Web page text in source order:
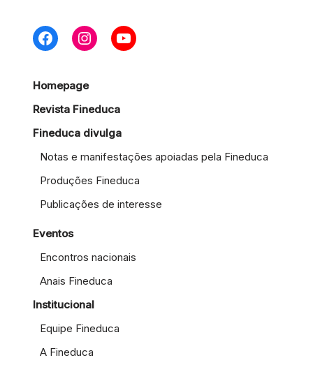
Homepage
Revista Fineduca
Fineduca divulga
Notas e manifestações apoiadas pela Fineduca
Produções Fineduca
Publicações de interesse
Eventos
Encontros nacionais
Anais Fineduca
Institucional
Equipe Fineduca
A Fineduca